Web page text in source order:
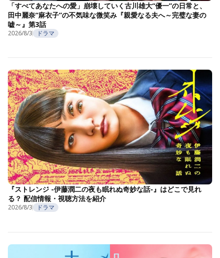
「すべてあなたへの愛」崩壊していく古川雄大“優一”の日常と、
田中麗奈“麻衣子”の不気味な微笑み『親愛なる夫へ～完璧な妻の
嘘～』第3話
2026/8/3 ドラマ
『ストレンジ -伊藤潤二の夜も眠れぬ奇妙な話-』はどこで見れ
る？ 配信情報・視聴方法を紹介
2026/8/3 ドラマ